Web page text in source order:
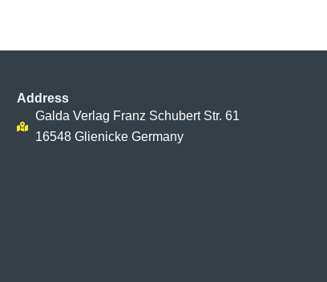
Address
Galda Verlag Franz Schubert Str. 61
16548 Glienicke Germany